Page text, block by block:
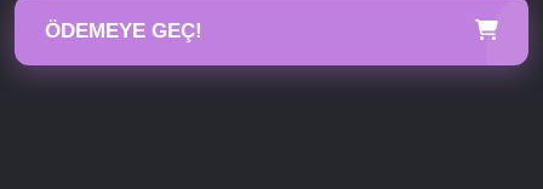
ÖDEMEYE GEÇ!